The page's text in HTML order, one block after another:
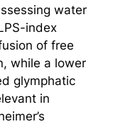
water
index
of free
while a lower
glymphatic
in